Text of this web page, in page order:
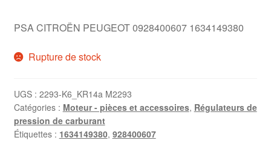
PSA CITROËN PEUGEOT 0928400607 1634149380
Rupture de stock
UGS : 2293-K6_KR14a M2293
Catégories : Moteur - pièces et accessoires, Régulateurs de
pression de carburant
Étiquettes : 1634149380, 928400607